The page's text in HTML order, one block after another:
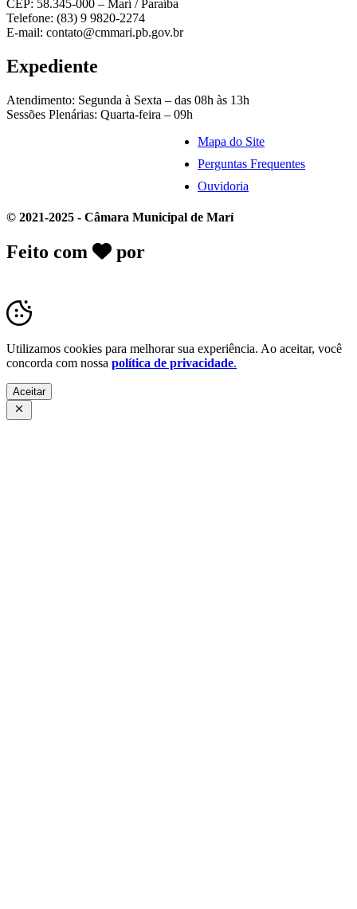
CEP: 58.345-000 – Marí / Paraíba
Telefone: (83) 9 9820-2274
E-mail: contato@cmmari.pb.gov.br
Expediente
Atendimento: Segunda à Sexta – das 08h às 13h
Sessões Plenárias: Quarta-feira – 09h
Mapa do Site
Perguntas Frequentes
Ouvidoria
© 2021-2025 - Câmara Municipal de Marí
Feito com por
Utilizamos cookies para melhorar sua experiência. Ao aceitar, você
concorda com nossa política de privacidade.
Aceitar